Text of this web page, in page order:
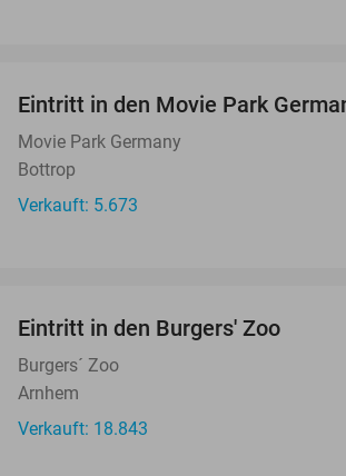
Eintritt in den Movie Park
Movie Park Germany
Bottrop
Verkauft: 5.673
Eintritt in den Burgers' Zoo
Burgers´ Zoo
Arnhem
Verkauft: 18.843